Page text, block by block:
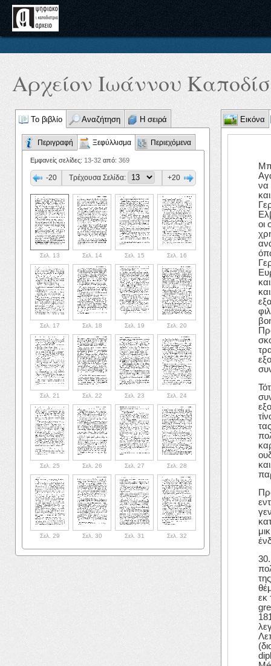
Αρχείον Ιωάννου
Το βιβλίο Αναζήτηση Η σειρά
Περιγραφή Ξεφύλλισμα Περιεχόμενα
Εμφανείς σελίδες: 13-32 από: 369
-20 Τρέχουσα Σελίδα: +20
Σελ. 13 Σελ. 14 Σελ. 15 Σελ. 16
Σελ. 17 Σελ. 18 Σελ. 19 Σελ. 20
Σελ. 21 Σελ. 22 Σελ. 23 Σελ. 24
Σελ. 25 Σελ. 26 Σελ. 27 Σελ. 28
Σελ. 29 Σελ. 30 Σελ. 31 Σελ. 32
Εικόνα
να
οι
εκ